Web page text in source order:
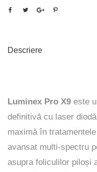
Descriere
Luminex Pro X9 este
definitivă cu laser
maximă în
avansat multi-spectru
asupra foliculilor piloși